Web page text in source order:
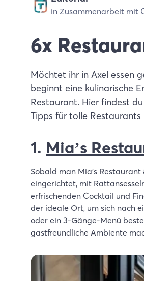
6x
Möchtet ihr in Axel essen
beginnt eine kulinarische
Restaurant. Hier findest
Tipps für tolle Restaurants
in Zusammenarbeit mit
1. Mia’s
Sobald man Mia's
eingerichtet, mit
erfrischenden Cocktail und
der ideale Ort, um sich nach
oder ein 3-Gänge-Menü
gastfreundliche Ambiente